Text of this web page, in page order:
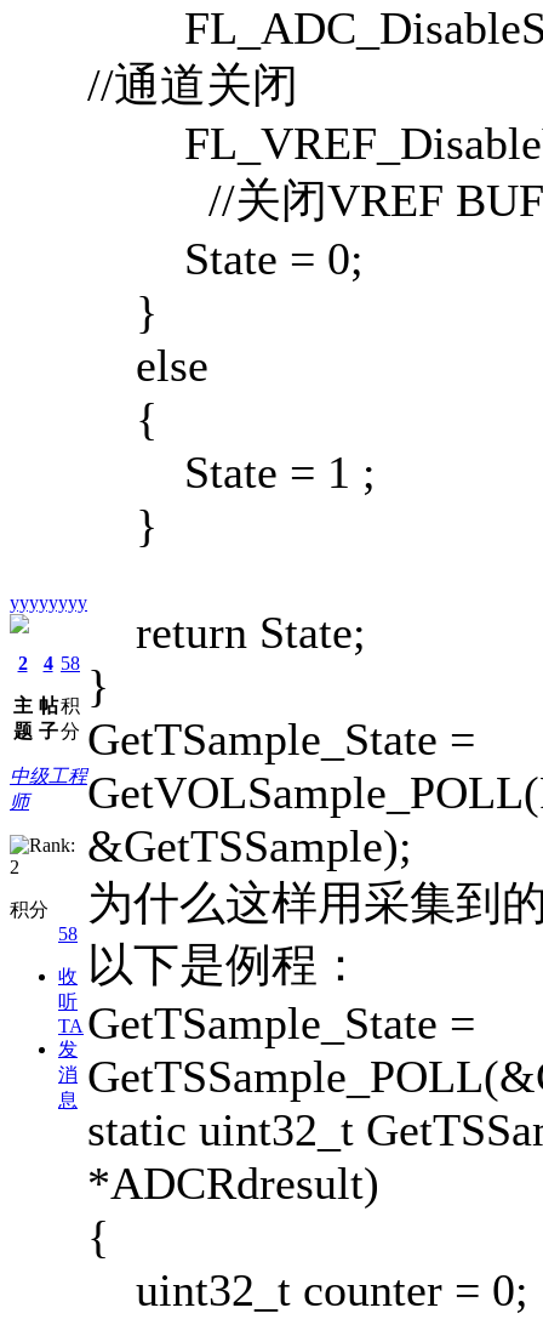
yyyyyyyy
2
主
题
4
帖
子
58
积
分
中级工程
师
积分
58
收
听
TA
发
消
息
//通道关闭
//关闭VREF
State = 0;
}
else
{
State = 1 ;
}
return State;
}
GetTSample_State =
&GetTSSample);
为什么这样用采集到
以下是例程：
GetTSample_State =
static uint32_t
*ADCRdresult)
{
uint32_t counter = 0;